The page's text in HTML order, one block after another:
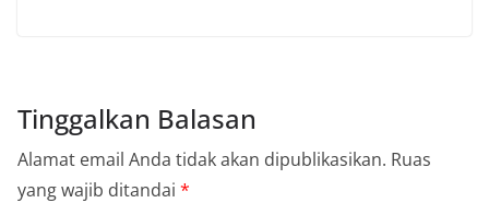
Tinggalkan Balasan
Alamat email Anda tidak akan dipublikasikan. Ruas
yang wajib ditandai *